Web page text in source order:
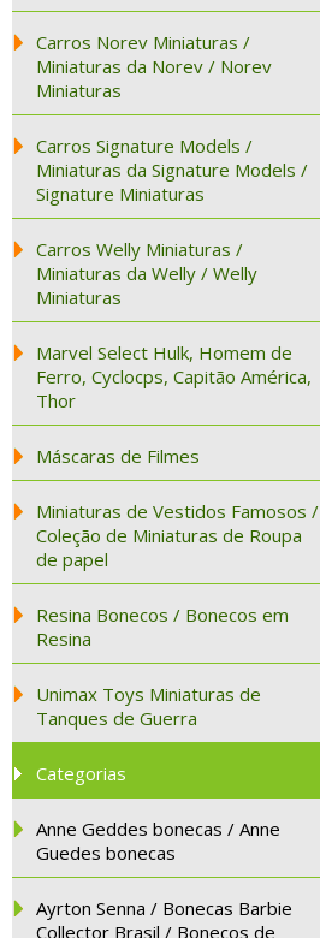
Carros Norev Miniaturas /
Miniaturas da Norev / Norev
Miniaturas
Carros Signature Models /
Miniaturas da Signature Models /
Signature Miniaturas
Carros Welly Miniaturas /
Miniaturas da Welly / Welly
Miniaturas
Marvel Select Hulk, Homem de
Ferro, Cyclocps, Capitão América,
Thor
Máscaras de Filmes
Miniaturas de Vestidos Famosos /
Coleção de Miniaturas de Roupa
de papel
Resina Bonecos / Bonecos em
Resina
Unimax Toys Miniaturas de
Tanques de Guerra
Categorias
Anne Geddes bonecas / Anne
Guedes bonecas
Ayrton Senna / Bonecas Barbie
Collector Brasil / Bonecos de